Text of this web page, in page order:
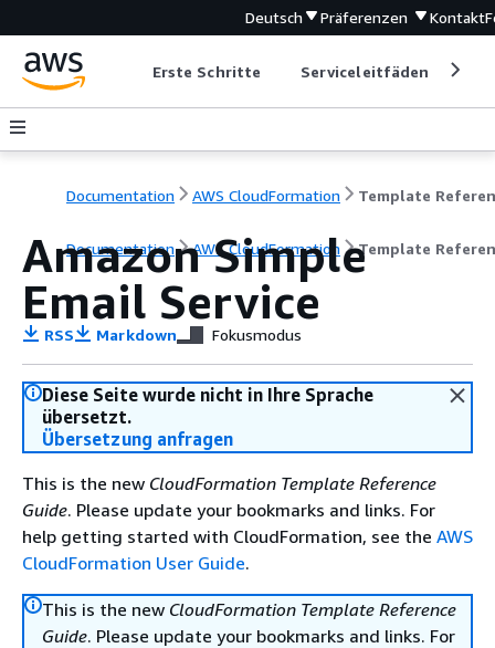
Deutsch Präferenzen Kontakt
Erste Schritte Serviceleitfäden
Documentation AWS CloudFormation Template
Documentation AWS CloudFormation Template
Amazon Simple
Email Service
RSS Markdown Fokusmodus
Diese Seite wurde nicht in Ihre Sprache
übersetzt.
Übersetzung anfragen
This is the new CloudFormation Template Reference
Guide. Please update your bookmarks and links. For
help getting started with CloudFormation, see the AWS
CloudFormation User Guide.
This is the new CloudFormation Template Reference
Guide. Please update your bookmarks and links. For